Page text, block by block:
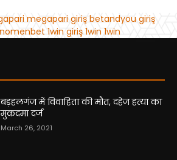
बड़हलगंज में विवाहिता की मौत, दहेज हत्या का
मुकदमा दर्ज
March 26, 2021